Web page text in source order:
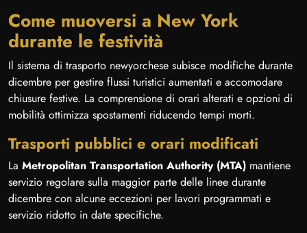
Come muoversi a New York
durante le festività
Il sistema di trasporto newyorchese subisce modifiche durante
dicembre per gestire flussi turistici aumentati e accomodare
chiusure festive. La comprensione di orari alterati e opzioni di
mobilità ottimizza spostamenti riducendo tempi morti.
Trasporti pubblici e orari modificati
La Metropolitan Transportation Authority (MTA) mantiene
servizio regolare sulla maggior parte delle linee durante
dicembre con alcune eccezioni per lavori programmati e
servizio ridotto in date specifiche.